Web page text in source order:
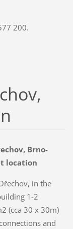
200.
Brno-
location
in the
1-2
(cca 30 x 30m)
and